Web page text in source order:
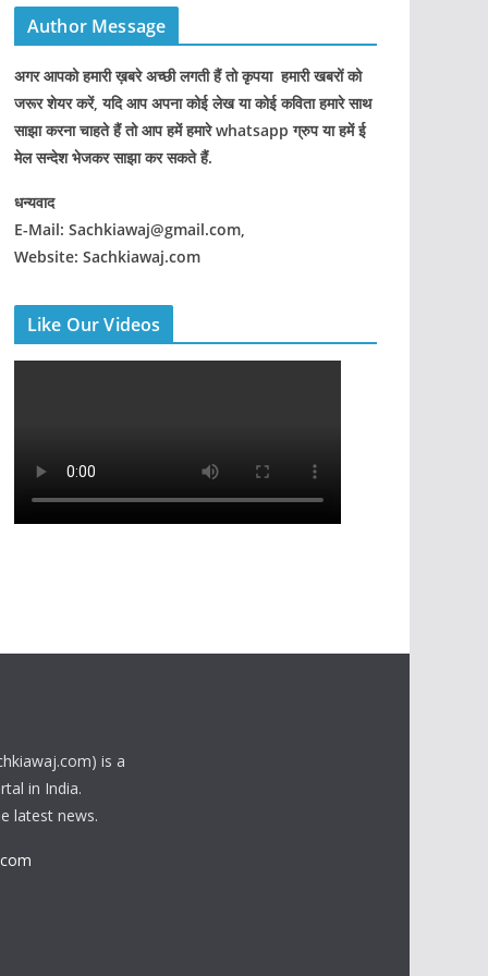
Author Message
अगर आपको हमारी ख़बरे अच्छी लगती हैं तो कृपया हमारी खबरों को
जरूर शेयर करें, यदि आप अपना कोई लेख या कोई कविता हमारे साथ
साझा करना चाहते हैं तो आप हमें हमारे whatsapp ग्रुप या हमें ई
मेल सन्देश भेजकर साझा कर सकते हैं.
धन्यवाद
E-Mail: Sachkiawaj@gmail.com,
Website: Sachkiawaj.com
Like Our Videos
is a
in India.
latest news.